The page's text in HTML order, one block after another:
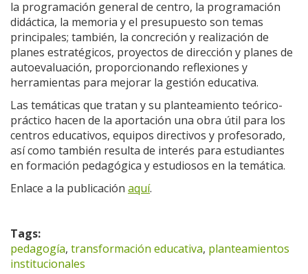
la programación general de centro, la programación
didáctica, la memoria y el presupuesto son temas
principales; también, la concreción y realización de
planes estratégicos, proyectos de dirección y planes de
autoevaluación, proporcionando reflexiones y
herramientas para mejorar la gestión educativa.
Las temáticas que tratan y su planteamiento teórico-
práctico hacen de la aportación una obra útil para los
centros educativos, equipos directivos y profesorado,
así como también resulta de interés para estudiantes
en formación pedagógica y estudiosos en la temática.
Enlace a la publicación aquí.
Tags:
pedagogía, transformación educativa, planteamientos
institucionales